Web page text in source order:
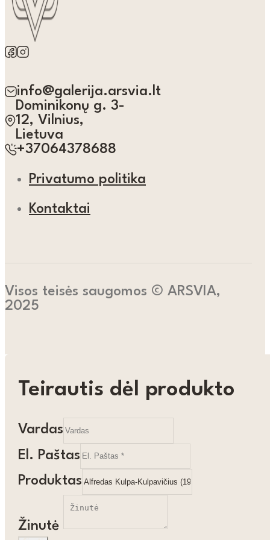
info@galerija.arsvia.lt
Dominikonų g. 3-
12, Vilnius,
Lietuva
+37064378688
Privatumo politika
Kontaktai
Visos teisės saugomos © ARSVIA,
2025
Teirautis dėl produkto
Vardas
El. Paštas
Produktas
Žinutė